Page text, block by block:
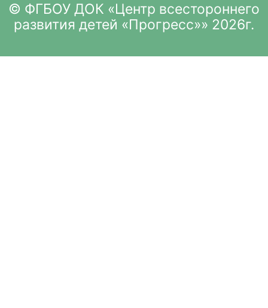
© ФГБОУ ДОК «Центр всестороннего
развития детей «Прогресс»» 2026г.